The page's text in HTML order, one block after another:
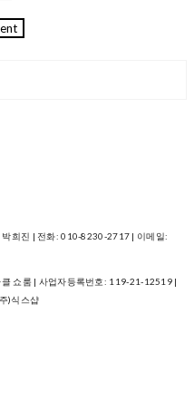
희진 | 전화: 010-8230-2717 | 이메일:
쇼룸 | 사업자등록번호: 119-21-12519 |
)식스샵